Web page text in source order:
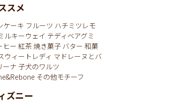
スメ
ケーキ フルーツ ハチミツレモ
ルキーウェイ テディベアグミ
ヒー 紅茶焼き菓子 バター 和菓
ウィートレディ マドレーヌとバ
ーナ 子犬のワルツ
その他モチーフ
ズニー